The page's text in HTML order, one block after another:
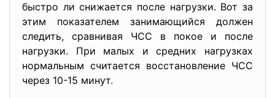
быстро ли снижается после нагрузки. Вот за
этим показателем занимающийся должен
следить, сравнивая ЧСС в покое и после
нагрузки. При малых и средних нагрузках
нормальным считается восстановление ЧСС
через 10-15 минут.